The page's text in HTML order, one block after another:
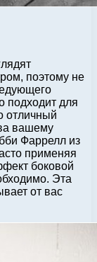
поэтому не
подходит для
отличный
вашему
Фаррелл из
применяя
боковой
Эта
от вас